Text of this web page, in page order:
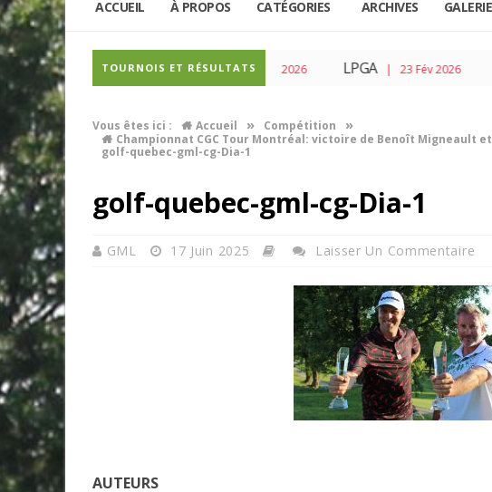
ACCUEIL À PROPOS CATÉGORIES ARCHIVES
TOURNOIS ET RÉSULTATS
PGA Tour| 04 Mar 2026 LPGA| 23 Fév 2026
Vous êtes ici : Accueil » Compétition »
Championnat CGC Tour Montréal: victoire de Benoît Migneault
golf-quebec-gml-cg-Dia-1
golf-quebec-gml-cg-Dia-1
GML 17 Juin 2025 Laisser Un Commentaire
AUTEURS